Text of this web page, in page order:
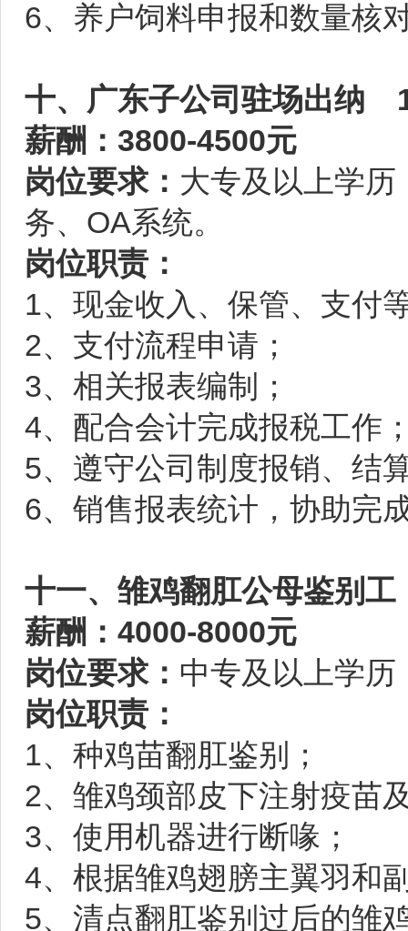
6、养户饲料申报和数量核
十、广东子公司驻场出
薪酬：3800-4500元
岗位要求： 大专及以上学
务、OA系统。
岗位职责：
1、现金收入、保管、支付
2、支付流程申请；
3、相关报表编制；
4、配合会计完成报税工作
5、遵守公司制度报销、结
6、销售报表统计，协助完
十一、雏鸡翻肛公母鉴
薪酬：4000-8000元
岗位要求： 中专及以上学历
岗位职责：
1、种鸡苗翻肛鉴别；
2、雏鸡颈部皮下注射疫苗
3、使用机器进行断喙；
4、根据雏鸡翅膀主翼羽和
5、清点翻肛鉴别过后的雏